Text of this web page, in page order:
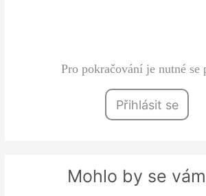
Pro pokračování je nutné se
Přihlásit se
Mohlo by se